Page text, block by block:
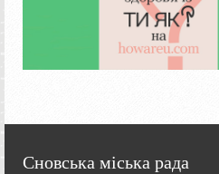
Сновська міська рада